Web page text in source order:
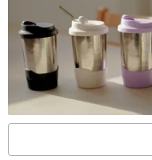
盤身-鐵 / 塗層-琺瑯 / 鑲嵌-
/ 手作質感包裝 / Package
「可愛輕巧包裝」，若您無
輕巧包裝唷！輕巧包裝適合
望大家會喜歡。